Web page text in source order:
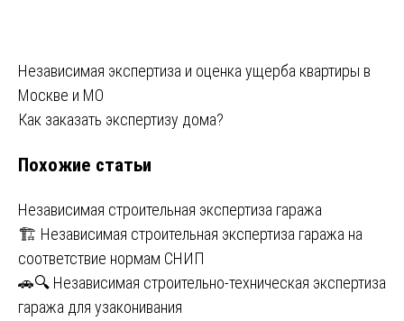
Навигация
по
Независимая экспертиза и оценка ущерба квартиры в
Москве и МО
Как заказать экспертизу дома?
Похожие статьи
Независимая строительная экспертиза гаража
🏗️ Независимая строительная экспертиза гаража на
соответствие нормам СНИП
🚗🔍 Независимая строительно-техническая экспертиза
гаража для узаконивания